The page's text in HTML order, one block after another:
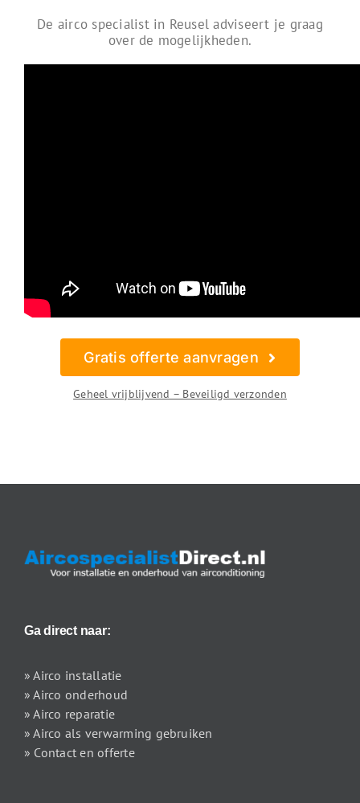
De airco specialist in Reusel adviseert je graag
over de mogelijkheden.
Gratis offerte aanvragen
Geheel vrijblijvend – Beveiligd verzonden
Ga direct naar:
» Airco installatie
» Airco onderhoud
» Airco reparatie
» Airco als verwarming gebruiken
» Contact en offerte